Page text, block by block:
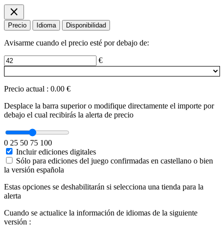
close
Precio Idioma Disponibilidad
Avisarme cuando el precio esté por debajo de:
€
Precio actual : 0.00 €
Desplace la barra superior o modifique directamente el importe por
debajo el cual recibirás la alerta de precio
0 25 50 75 100
Incluir ediciones digitales
Sólo para ediciones del juego confirmadas en castellano o bien
la versión española
Estas opciones se deshabilitarán si selecciona una tienda para la
alerta
Cuando se actualice la información de idiomas de la siguiente
versión :